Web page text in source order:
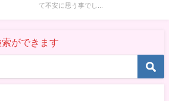
て不安に思う事でし...
ができます